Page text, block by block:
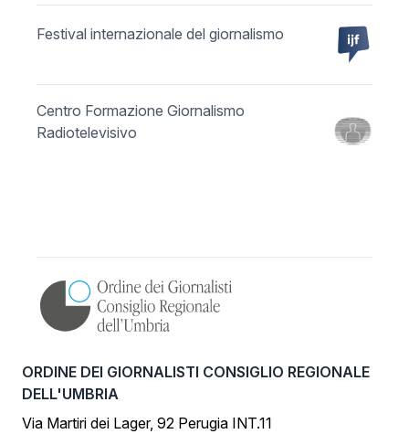
Festival internazionale del giornalismo
Centro Formazione Giornalismo
Radiotelevisivo
ORDINE DEI GIORNALISTI CONSIGLIO REGIONALE
DELL'UMBRIA
Via Martiri dei Lager, 92 Perugia INT.11